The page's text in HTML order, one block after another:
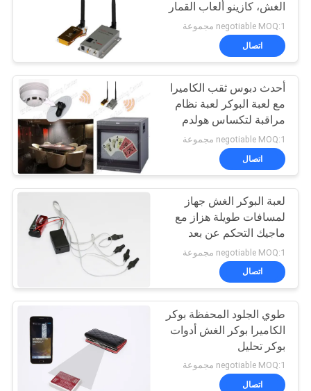
الغش، كازينو ألعاب القمار
negotiable MOQ:1 مجموعة
اتصال
أحدث دبوس ثقب الكاميرا
مع لعبة البوكر لعبة نظام
مراقبة لتكساس هولدم
negotiable MOQ:1 مجموعة
اتصال
لعبة البوكر الغش جهاز
لمسافات طويلة هزاز مع
ماجيك التحكم عن بعد
negotiable MOQ:1 مجموعة
اتصال
طوي الجلود المحفظة بوكر
الكاميرا بوكر الغش أدوات
بوكر تحليل
negotiable MOQ:1 مجموعة
اتصال